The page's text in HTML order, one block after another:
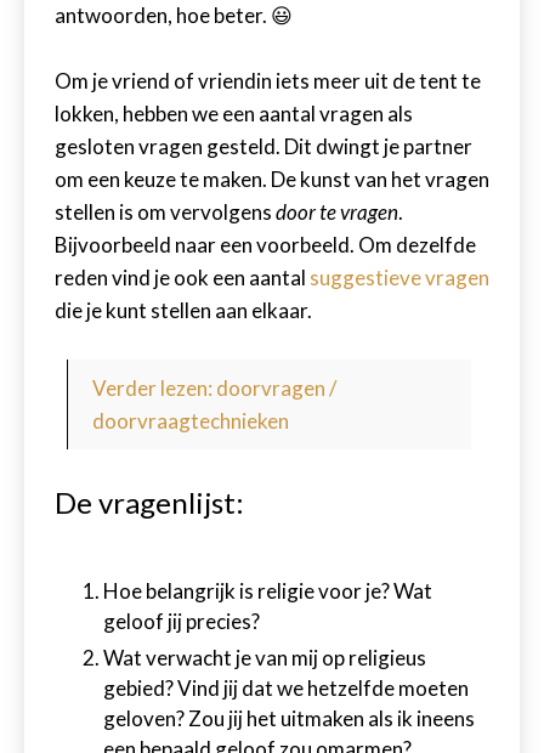
antwoorden, hoe beter. 😃
Om je vriend of vriendin iets meer uit de tent te
lokken, hebben we een aantal vragen als
gesloten vragen gesteld. Dit dwingt je partner
om een keuze te maken. De kunst van het vragen
stellen is om vervolgensdoor te vragen.
Bijvoorbeeld naar een voorbeeld. Om dezelfde
reden vind je ook een aantal suggestieve vragen
die je kunt stellen aan elkaar.
Verder lezen: doorvragen /
doorvraagtechnieken
De vragenlijst:
Hoe belangrijk is religie voor je? Wat
geloof jij precies?
Wat verwacht je van mij op religieus
gebied? Vind jij dat we hetzelfde moeten
geloven? Zou jij het uitmaken als ik ineens